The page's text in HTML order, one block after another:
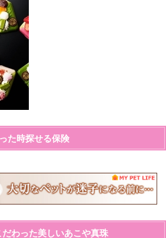
た時探せる保険
わった美しいあこや真珠